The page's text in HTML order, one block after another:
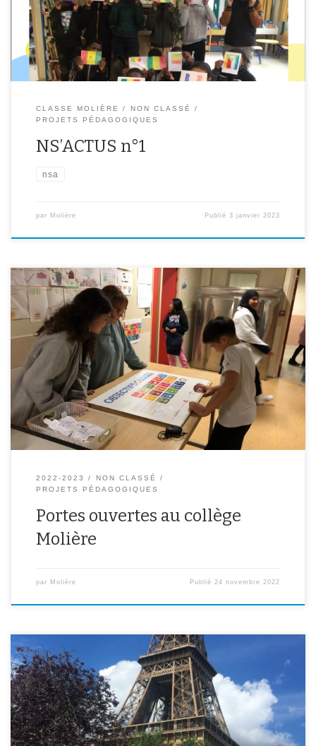
actualités de la classe et sur l’actualité en général. Bonne lecture !
CLASSE MOLIÈRE
NON CLASSÉ
PROJETS PÉDAGOGIQUES
NS’ACTUS n°1
nsa
par Molière Publié3 janvier 2023
Cette année la soirée portes ouvertes a eu lieu le jeudi 17
novembre 2022 de 18h à 19h30. L’occasion pour les familles des
élèves de CM1 et CM2 de découvrir le collège et ses richesses
pédagogiques.Plusieurs ateliers étaient proposés aux futurs
élèves et leurs parents. Au programme, des expériences
scientifiques, des quiz, du chant, […]
2022-2023
NON CLASSÉ
PROJETS PÉDAGOGIQUES
Portes ouvertes au collège
Molière
par Molière Publié24 novembre 2022
Le Foyer Socio Educatif du collège a proposé cette année
plusieurs sorties aux élèves adhérents. Au programme : un escape
game sur le street art au coeur du 13e arrondissement, une visite
des Catacombes, le Zoo de Vincennes, le planétarium et la Tour